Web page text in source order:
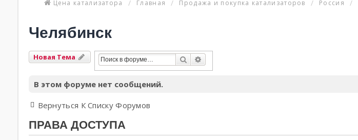
Цена катализатора Главная Продажа и покупка катализаторов Россия
Челябинск
Новая Тема Поиск
В этом форуме нет сообщений.
Вернуться К Списку Форумов
ПРАВА ДОСТУПА